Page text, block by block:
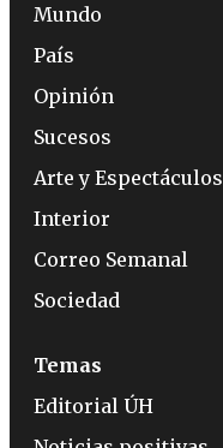
Mundo
País
Opinión
Sucesos
Arte y Espectáculos
Interior
Correo Semanal
Sociedad
Temas
Editorial ÚH